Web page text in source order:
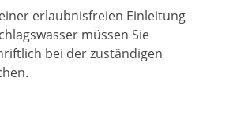
erlaubnisfreien Einleitung
müssen Sie
bei der zuständigen